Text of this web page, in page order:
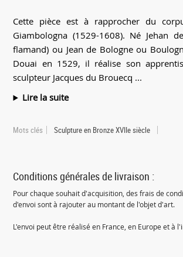
Cette pièce est à rapprocher du
Giambologna (1529-1608). Né Jehan
flamand) ou Jean de Bologne ou
Douai en 1529, il réalise son
sculpteur Jacques du Brouecq ...
Lire la suite
Mots clés Sculpture en Bronze XVIIe siècle
Conditions générales de livraison :
Pour chaque souhait d'acquisition, des frais de
d'envoi sont à rajouter au montant de l'objet d'art.
L'envoi peut être réalisé en France, en Europe et à